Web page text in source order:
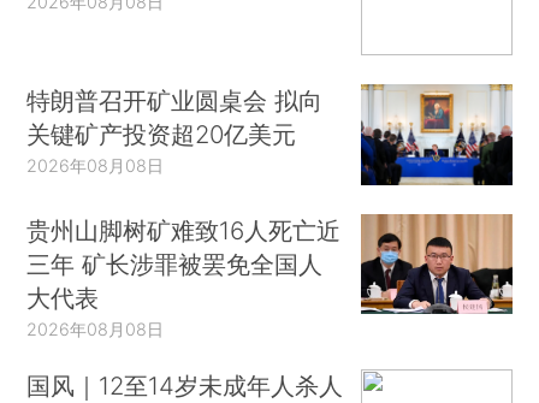
特朗普召开矿业圆桌会 拟向
关键矿产投资超20亿美元
2026年08月08日
贵州山脚树矿难致16人死亡近
三年 矿长涉罪被罢免全国人
大代表
2026年08月08日
国风｜12至14岁未成年人杀人